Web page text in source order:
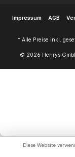
Impressum AGB
* Alle Preise inkl.
© 2026 Henrys
Diese Website